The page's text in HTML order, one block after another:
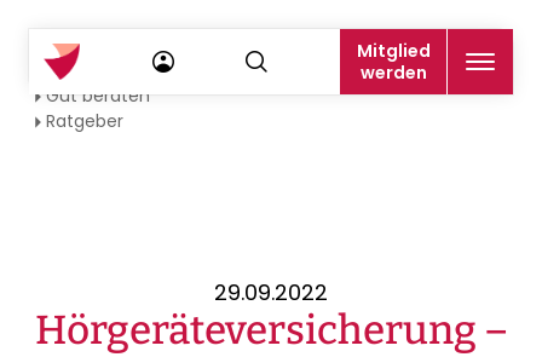
Mitglied
werden
Startseite
Gut beraten
Ratgeber
29.09.2022
Hörgeräteversicherung –